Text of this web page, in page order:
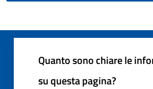
Quanto sono chiare le
su questa pagina?